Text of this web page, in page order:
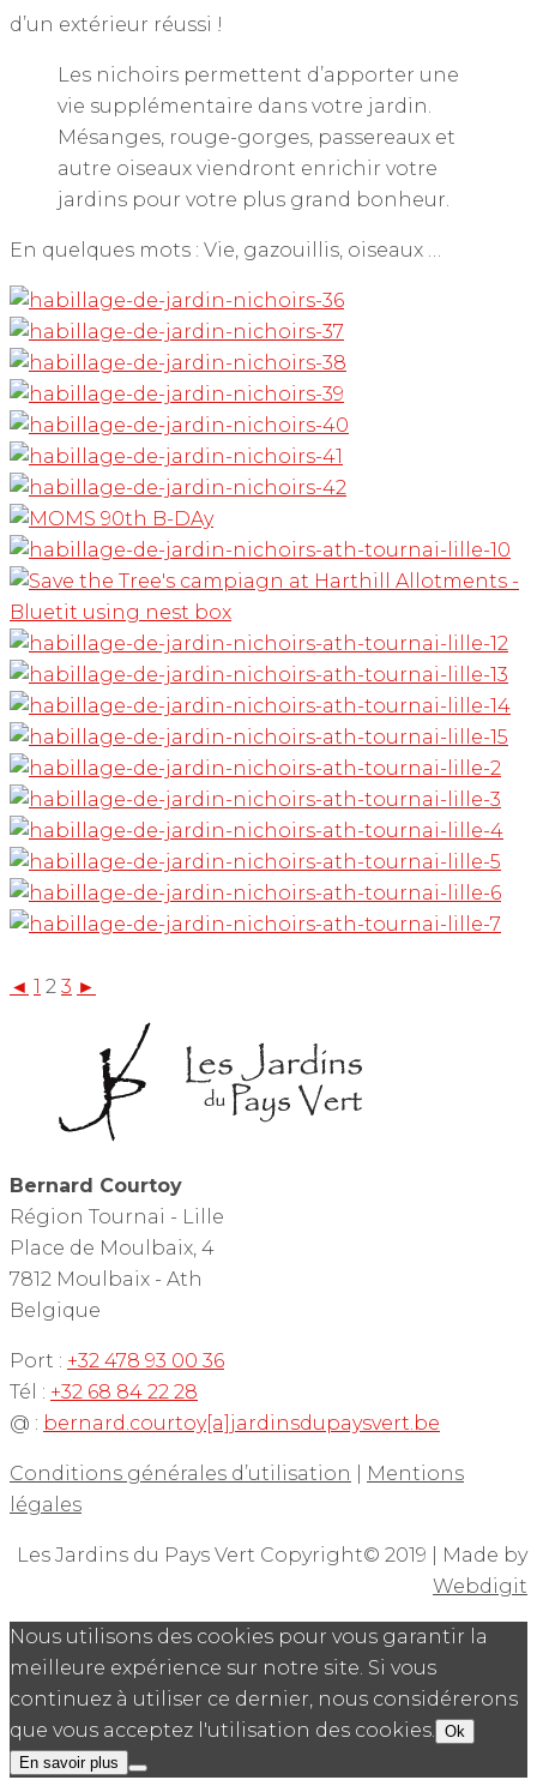
d’un extérieur réussi !
Les nichoirs permettent d’apporter une
vie supplémentaire dans votre jardin.
Mésanges, rouge-gorges, passereaux et
autre oiseaux viendront enrichir votre
jardins pour votre plus grand bonheur.
En quelques mots : Vie, gazouillis, oiseaux …
◄ 1 2 3 ►
Bernard Courtoy
Région Tournai - Lille
Place de Moulbaix, 4
7812 Moulbaix - Ath
Belgique
Port : +32 478 93 00 36
Tél : +32 68 84 22 28
@ : bernard.courtoy[a]jardinsdupaysvert.be
Conditions générales d’utilisation
Mentions
légales
Les Jardins du Pays Vert Copyright© 2019 | Made by
Webdigit
Nous utilisons des cookies pour vous garantir la
meilleure expérience sur notre site. Si vous
continuez à utiliser ce dernier, nous considérerons
que vous acceptez l'utilisation des cookies. Ok
En savoir plus